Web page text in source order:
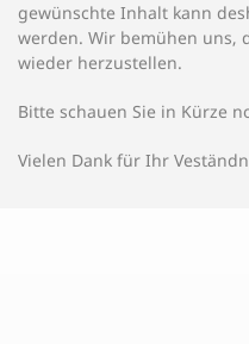
gewünschte Inhalt kann
werden. Wir bemühen uns,
wieder herzustellen.
Bitte schauen Sie in Kürze
Vielen Dank für Ihr